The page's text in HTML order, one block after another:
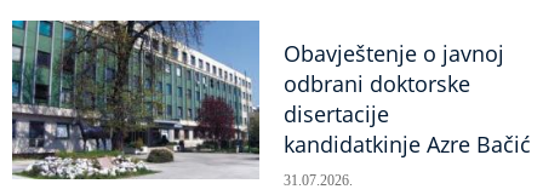
Obavještenje o javnoj
odbrani doktorske
disertacije
kandidatkinje Azre Bačić
31.07.2026.